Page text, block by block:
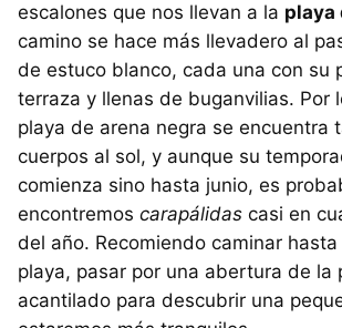
escalones que nos llevan a la playa
camino se hace más llevadero al
de estuco blanco, cada una con su
terraza y llenas de buganvilias. Por
playa de arena negra se encuentra
cuerpos al sol, y aunque su
comienza sino hasta junio, es
encontremos carapálidas casi en
del año. Recomiendo caminar
playa, pasar por una abertura de la
acantilado para descubrir una